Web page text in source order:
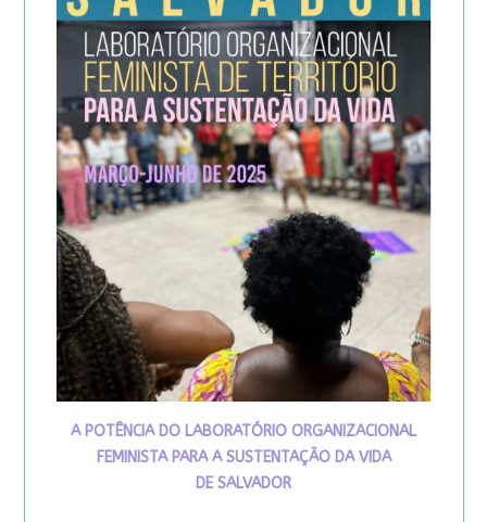
A POTÊNCIA DO LABORATÓRIO ORGANIZACIONAL
FEMINISTA PARA A SUSTENTAÇÃO DA VIDA
DE SALVADOR